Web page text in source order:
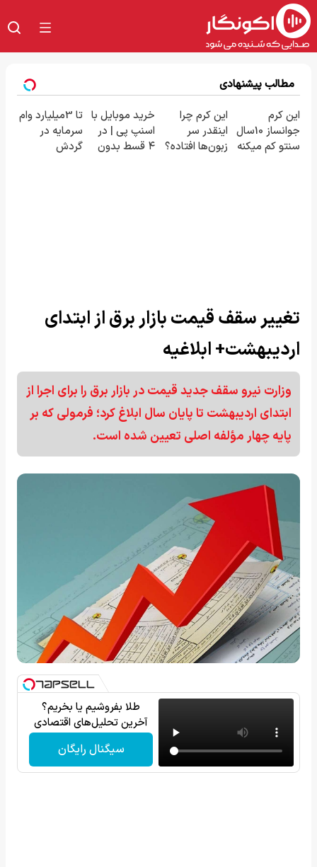
مطالب پیشنهادی
این کرم
جوانساز 10سال
سنتو کم میکنه
این کرم چرا
اینقدر سر
زبون‌ها افتاده؟
خرید موبایل با
اسنپ پی | در
۴ قسط بدون
تا 3میلیارد وام
سرمایه در
گردش
تغییر سقف قیمت بازار برق از ابتدای
اردیبهشت+ ابلاغیه
وزارت نیرو سقف جدید قیمت در بازار برق را برای اجرا از
ابتدای اردیبهشت تا پایان سال ابلاغ کرد؛ فرمولی که بر
پایه چهار مؤلفه اصلی تعیین شده است.
طلا بفروشیم یا بخریم؟
آخرین تحلیل‌های اقتصادی
سیگنال رایگان